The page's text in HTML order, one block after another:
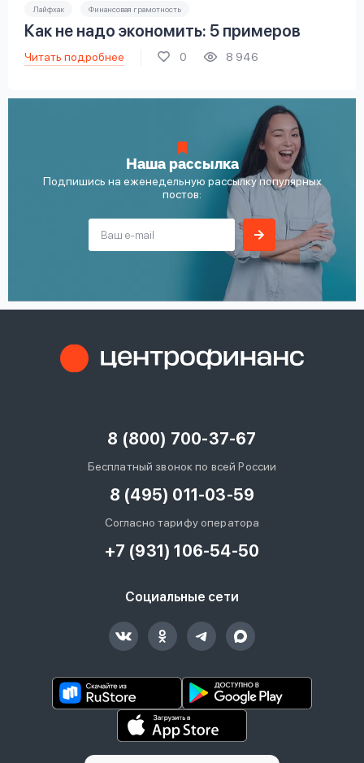
Лайфхак Финансовая грамотность
Как не надо экономить: 5 примеров
Читать подробнее 0 8 946
Наша рассылка
Подпишись на еженедельную рассылку популярных
постов:
8 (800) 700-37-67
Бесплатный звонок по всей России
8 (495) 011-03-59
Согласно тарифу оператора
+7 (931) 106-54-50
Социальные сети